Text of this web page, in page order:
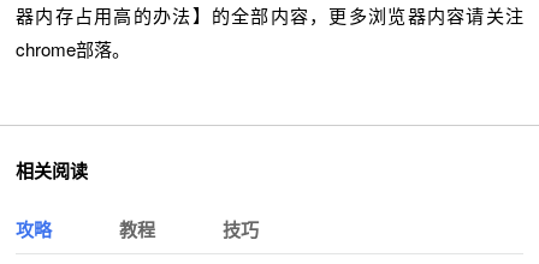
器内存占用高的办法】的全部内容，更多浏览器内容请关注
chrome部落。
相关阅读
攻略 教程 技巧